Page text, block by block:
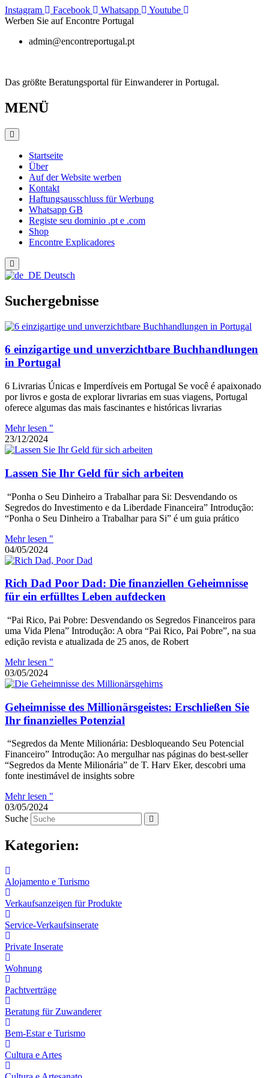
Zum
Inhalt
Instagram Facebook Whatsapp
Youtube
Werben Sie auf Encontre Portugal
admin@encontreportugal.pt
Das größte Beratungsportal für Einwanderer in Portugal.
MENÜ
Startseite
Über
Auf der Website werben
Kontakt
Haftungsausschluss für Werbung
Whatsapp GB
Registe seu dominio .pt e .com
Shop
Encontre Explicadores
Deutsch
Suchergebnisse
6 einzigartige und unverzichtbare Buchhandlungen
in Portugal
6 Livrarias Únicas e Imperdíveis em Portugal Se você é apaixonado
por livros e gosta de explorar livrarias em suas viagens, Portugal
oferece algumas das mais fascinantes e históricas livrarias
Mehr lesen "
23/12/2024
Lassen Sie Ihr Geld für sich arbeiten
“Ponha o Seu Dinheiro a Trabalhar para Si: Desvendando os
Segredos do Investimento e da Liberdade Financeira” Introdução:
“Ponha o Seu Dinheiro a Trabalhar para Si” é um guia prático
Mehr lesen "
04/05/2024
Rich Dad Poor Dad: Die finanziellen Geheimnisse
für ein erfülltes Leben aufdecken
“Pai Rico, Pai Pobre: Desvendando os Segredos Financeiros para
uma Vida Plena” Introdução: A obra “Pai Rico, Pai Pobre”, na sua
edição revista e atualizada de 25 anos, de Robert
Mehr lesen "
03/05/2024
Geheimnisse des Millionärsgeistes: Erschließen Sie
Ihr finanzielles Potenzial
“Segredos da Mente Milionária: Desbloqueando Seu Potencial
Financeiro” Introdução: Ao mergulhar nas páginas do best-seller
“Segredos da Mente Milionária” de T. Harv Eker, descobri uma
fonte inestimável de insights sobre
Mehr lesen "
03/05/2024
Suche
Kategorien:
Alojamento e Turismo
Verkaufsanzeigen für Produkte
Service-Verkaufsinserate
Private Inserate
Wohnung
Pachtverträge
Beratung für Zuwanderer
Bem-Estar e Turismo
Cultura e Artes